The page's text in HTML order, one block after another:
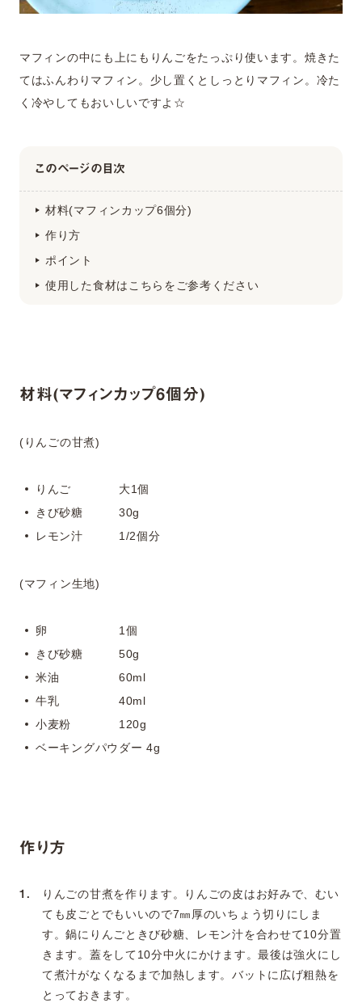
マフィンの中にも上にもりんごをたっぷり使います。焼きた
てはふんわりマフィン。少し置くとしっとりマフィン。冷た
く冷やしてもおいしいですよ☆
このページの目次
材料(マフィンカップ6個分)
作り方
ポイント
使用した食材はこちらをご参考ください
材料(マフィンカップ6個分)
(りんごの甘煮)
りんご 大1個
きび砂糖 30g
レモン汁 1/2個分
(マフィン生地)
卵 1個
きび砂糖 50g
米油 60ml
牛乳 40ml
小麦粉 120g
ベーキングパウダー 4g
作り方
りんごの甘煮を作ります。りんごの皮はお好みで、むい
ても皮ごとでもいいので7㎜厚のいちょう切りにしま
す。鍋にりんごときび砂糖、レモン汁を合わせて10分置
きます。蓋をして10分中火にかけます。最後は強火にし
て煮汁がなくなるまで加熱します。バットに広げ粗熱を
とっておきます。